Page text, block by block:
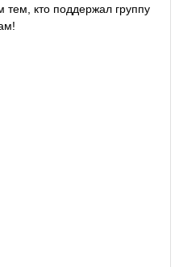
тем, кто поддержал группу